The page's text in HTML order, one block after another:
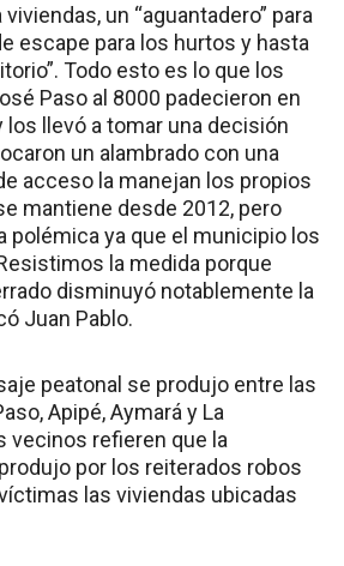
un “aguantadero” para
escape para los hurtos y hasta
Todo esto es lo que los
Paso al 8000 padecieron en
los llevó a tomar una decisión
un alambrado con una
acceso la manejan los propios
mantiene desde 2012, pero
polémica ya que el municipio los
la medida porque
disminuyó notablemente la
Juan Pablo.
peatonal se produjo entre las
Apipé, Aymará y La
vecinos refieren que la
por los reiterados robos
las viviendas ubicadas